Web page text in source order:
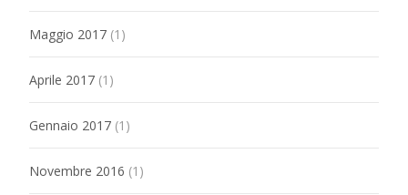
Maggio 2017 (1)
Aprile 2017 (1)
Gennaio 2017 (1)
Novembre 2016 (1)